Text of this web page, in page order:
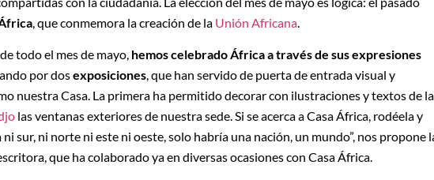
, que conmemora la creación de la Unión Africana
todo el mes de mayo, hemos celebrado África a través de sus expresiones
por dosexposiciones, que han servido de puerta de entrada visual y
nuestra Casa. La primera ha permitido decorar con ilustraciones y textos de la
las ventanas exteriores de nuestra sede. Si se acerca a Casa África, rodéela y
sur, ni norte ni este ni oeste, solo habría una nación, un mundo”, nos propone
que ha colaborado ya en diversas ocasiones con Casa África.